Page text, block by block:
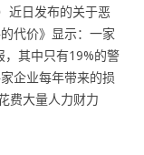
近日发布的关于恶
代价》显示：一家
，其中只有19%的警
企业每年带来的损
费大量人力财力